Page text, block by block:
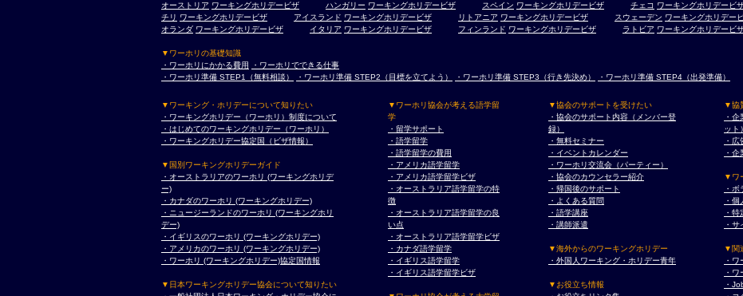
オーストリア ワーキングホリデービザ ハンガリー ワーキングホリデービザ スペイン ワーキングホリデービザ チェコ ワーキングホリデービ
チリ ワーキングホリデービザ アイスランド ワーキングホリデービザ リトアニア ワーキングホリデービザ スウェーデン ワーキングホリデー
オランダ ワーキングホリデービザ イタリア ワーキングホリデービザ フィンランド ワーキングホリデービザ ラトビア ワーキングホリデービ
▼ワーホリの基礎知識
・ワーホリにかかる費用
・ワーホリでできる仕事
・ワーホリ準備 STEP1（無料相談）
・ワーホリ準備 STEP2（目標を立てよう） ・ワーホリ準備 STEP3（行き先決め） ・ワーホリ準備 STEP4（出発準備）
▼ワーキング・ホリデーについて知りたい
・ワーキングホリデー（ワーホリ）制度について
・はじめてのワーキングホリデー（ワーホリ）
・ワーキングホリデー協定国（ビザ情報）
▼国別ワーキングホリデーガイド
・オーストラリアのワーホリ (ワーキングホリデ
ー)
・カナダのワーホリ (ワーキングホリデー)
・ニュージーランドのワーホリ (ワーキングホリ
デー)
・イギリスのワーホリ (ワーキングホリデー)
・アメリカのワーホリ (ワーキングホリデー)
・ワーホリ (ワーキングホリデー)協定国情報
▼日本ワーキングホリデー協会について知りたい
▼ワーホリ協会が考える語学留
学
・留学サポート
・語学留学
・語学留学の費用
・アメリカ語学留学
・アメリカ語学留学ビザ
・オーストラリア語学留学の特
徴
・オーストラリア語学留学の良
い点
・オーストラリア語学留学ビザ
・カナダ語学留学
・イギリス語学留学
・イギリス語学留学ビザ
▼協会のサポートを受けたい
・協会のサポート内容（メンバー登
録）
・無料セミナー
・イベントカレンダー
・ワーホリ交流会（パーティー）
・協会のカウンセラー紹介
・帰国後のサポート
・よくある質問
・語学講座
・講師派遣
▼海外からのワーキングホリデー
・外国人ワーキング・ホリデー青年
▼お役立ち情報
▼協
・
ット）
・
・
▼ワ
・
・
・
・
▼関
・
・
・